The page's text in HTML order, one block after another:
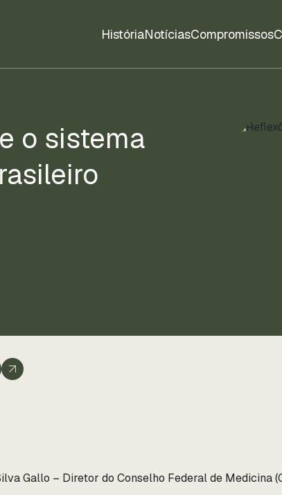
HistóriaNotíciasCompromissos
o sistema
Gallo – Diretor do Conselho Federal de Medicina